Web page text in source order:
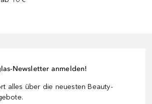
Newsletter anmelden!
alles über die neuesten Beauty-